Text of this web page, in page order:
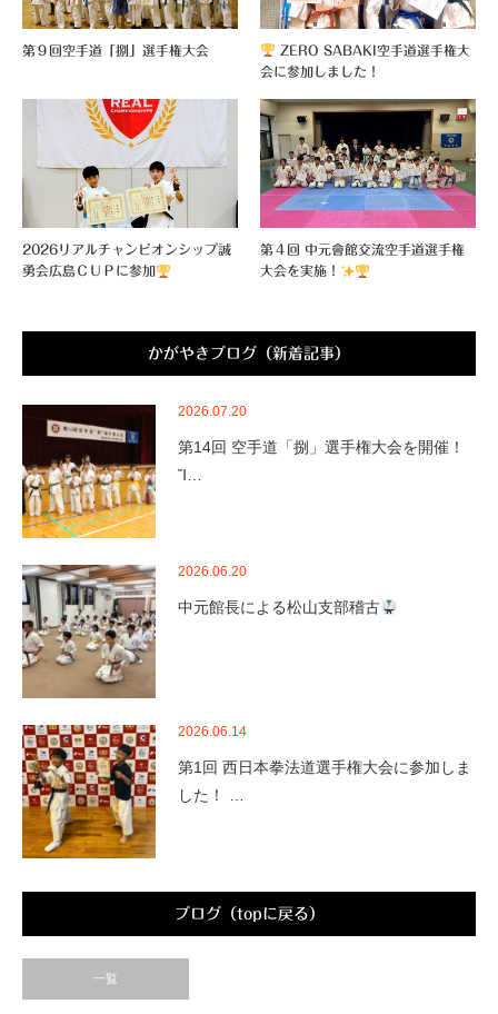
第９回空手道「捌」選手権大会
ZERO SABAKI空手道選手権大
会に参加しました！
2026リアルチャンピオンシップ誠
勇会広島ＣＵＰに参加
第４回 中元會館交流空手道選手権
大会を実施！
かがやきブログ（新着記事）
2026.07.20
第14回 空手道「捌」選手権大会を開催！
Ἴ…
2026.06.20
中元館長による松山支部稽古
2026.06.14
第1回 西日本拳法道選手権大会に参加しま
した！ …
ブログ（topに戻る）
一覧